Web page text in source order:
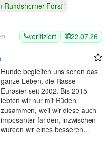
Rundshorner Forst"
verifiziert 22.07.26
Hunde begleiten uns schon das
ganze Leben, die Rasse
Eurasier seit 2002. Bis 2015
lebten wir nur mit Rüden
zusammen, weil wir diese auch
imposanter fanden, inzwischen
wurden wir eines besseren…